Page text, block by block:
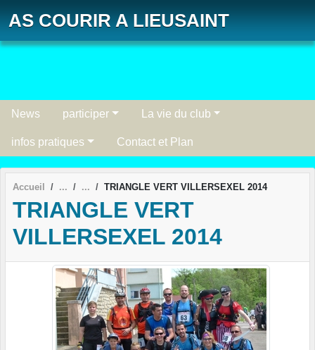
AS COURIR A LIEUSAINT
News participer La vie du club
infos pratiques Contact et Plan
Accueil TRIANGLE VERT VILLERSEXEL 2014
TRIANGLE VERT
VILLERSEXEL 2014